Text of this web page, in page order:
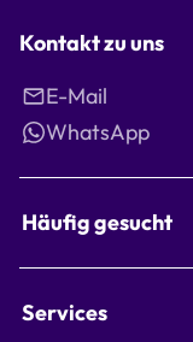
Kontakt zu uns
E-Mail
WhatsApp
Häufig gesucht
Services